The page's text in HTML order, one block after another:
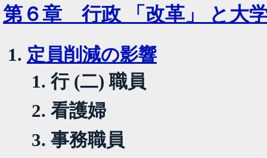
第６章 行政 「改革」 と大
定員削減の影響
行 (二) 職員
看護婦
事務職員